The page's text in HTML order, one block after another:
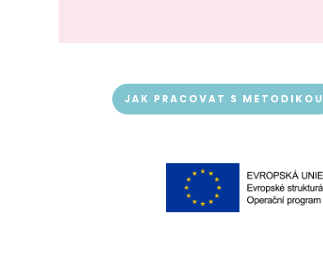
JAK PRACOVAT S METODIKOU